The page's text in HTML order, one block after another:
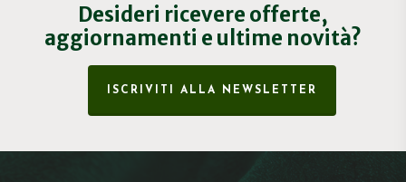
Desideri ricevere offerte,
aggiornamenti e ultime novità?
ISCRIVITI ALLA NEWSLETTER